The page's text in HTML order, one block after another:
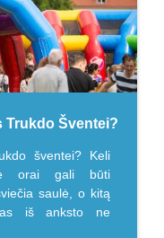
Trukdo Šventei?
šventei? Keli
orai gali būti
saulė, o kitą
iš anksto ne